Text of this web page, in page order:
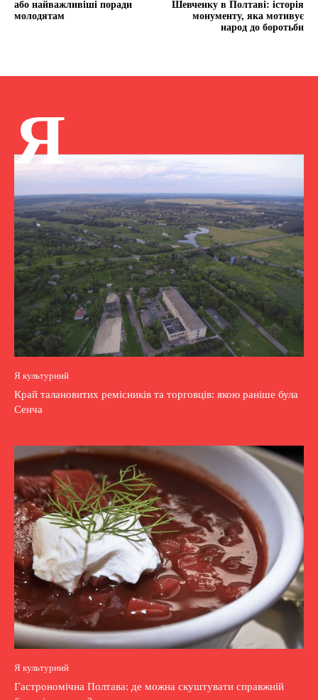
або найважливіші поради
молодятам
Шевченку в Полтаві: історія
монументу, яка мотивує
народ до боротьби
Я
Я культурний
Край талановитих ремісників та торговців: якою раніше була
Сенча
Я культурний
Гастрономічна Полтава: де можна скуштувати справжній